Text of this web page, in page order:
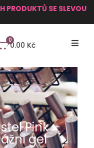
PRODUKTŮ SE SLEVOU
0.00 Kč
0
Pink –
gel